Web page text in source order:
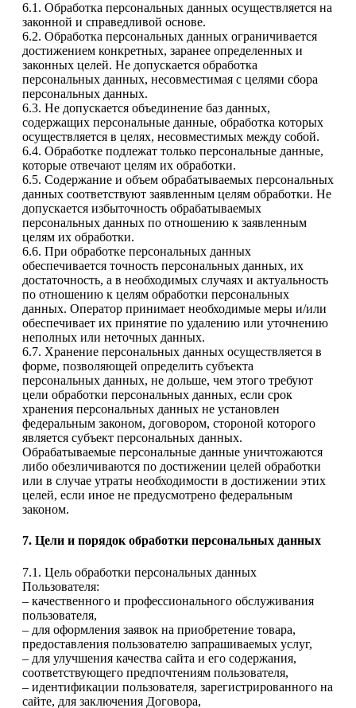
6.1. Обработка персональных данных осуществляется на
законной и справедливой основе.
6.2. Обработка персональных данных ограничивается
достижением конкретных, заранее определенных и
законных целей. Не допускается обработка
персональных данных, несовместимая с целями сбора
персональных данных.
6.3. Не допускается объединение баз данных,
содержащих персональные данные, обработка которых
осуществляется в целях, несовместимых между собой.
6.4. Обработке подлежат только персональные данные,
которые отвечают целям их обработки.
6.5. Содержание и объем обрабатываемых персональных
данных соответствуют заявленным целям обработки. Не
допускается избыточность обрабатываемых
персональных данных по отношению к заявленным
целям их обработки.
6.6. При обработке персональных данных
обеспечивается точность персональных данных, их
достаточность, а в необходимых случаях и актуальность
по отношению к целям обработки персональных
данных. Оператор принимает необходимые меры и/или
обеспечивает их принятие по удалению или уточнению
неполных или неточных данных.
6.7. Хранение персональных данных осуществляется в
форме, позволяющей определить субъекта
персональных данных, не дольше, чем этого требуют
цели обработки персональных данных, если срок
хранения персональных данных не установлен
федеральным законом, договором, стороной которого
является субъект персональных данных.
Обрабатываемые персональные данные уничтожаются
либо обезличиваются по достижении целей обработки
или в случае утраты необходимости в достижении этих
целей, если иное не предусмотрено федеральным
законом.
7. Цели и порядок обработки персональных данных
7.1. Цель обработки персональных данных
Пользователя:
– качественного и профессионального обслуживания
пользователя,
– для оформления заявок на приобретение товара,
предоставления пользователю запрашиваемых услуг,
– для улучшения качества сайта и его содержания,
соответствующего предпочтениям пользователя,
– идентификации пользователя, зарегистрированного на
сайте, для заключения Договора,